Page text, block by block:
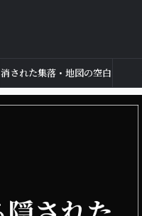
消された集落・地図の空白